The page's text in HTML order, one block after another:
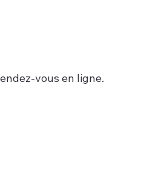
vous en ligne.